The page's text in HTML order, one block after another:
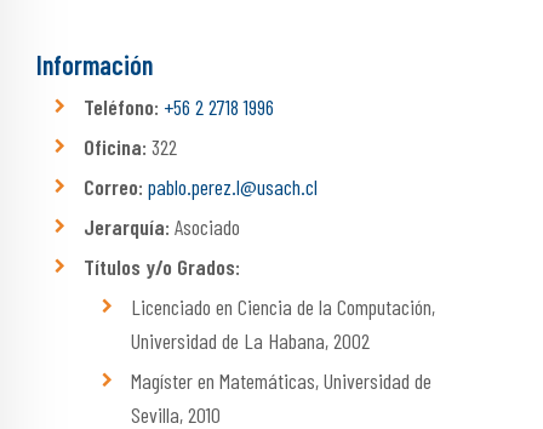
Información
Teléfono: +56 2 2718 1996
Oficina: 322
Correo: pablo.perez.l@usach.cl
Jerarquía: Asociado
Títulos y/o Grados:
Licenciado en Ciencia de la Computación,
Universidad de La Habana, 2002
Magíster en Matemáticas, Universidad de
Sevilla, 2010